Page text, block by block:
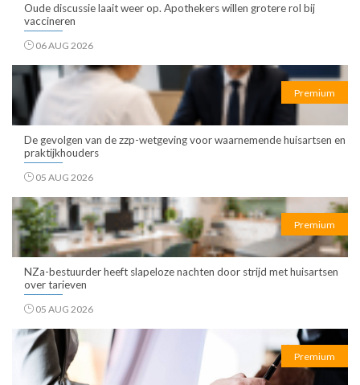
Oude discussie laait weer op. Apothekers willen grotere rol bij
vaccineren
06 AUG 2026
Premium
De gevolgen van de zzp-wetgeving voor waarnemende huisartsen en
praktijkhouders
05 AUG 2026
Premium
NZa-bestuurder heeft slapeloze nachten door strijd met huisartsen
over tarieven
05 AUG 2026
Premium